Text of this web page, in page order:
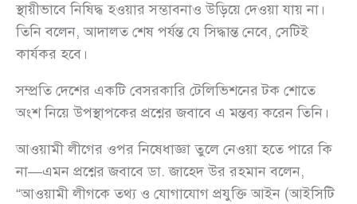
স্থায়ীভাবে নিষিদ্ধ হওয়ার সম্ভাবনাও উড়িয়ে দেওয়া যায় না।
তিনি বলেন, আদালত শেষ পর্যন্ত যে সিদ্ধান্ত নেবে, সেটিই
কার্যকর হবে।
সম্প্রতি দেশের একটি বেসরকারি টেলিভিশনের টক শোতে
অংশ নিয়ে উপস্থাপকের প্রশ্নের জবাবে এ মন্তব্য করেন তিনি।
আওয়ামী লীগের ওপর নিষেধাজ্ঞা তুলে নেওয়া হতে পারে কি
না—এমন প্রশ্নের জবাবে ডা. জাহেদ উর রহমান বলেন,
“আওয়ামী লীগকে তথ্য ও যোগাযোগ প্রযুক্তি আইন (আইসিটি